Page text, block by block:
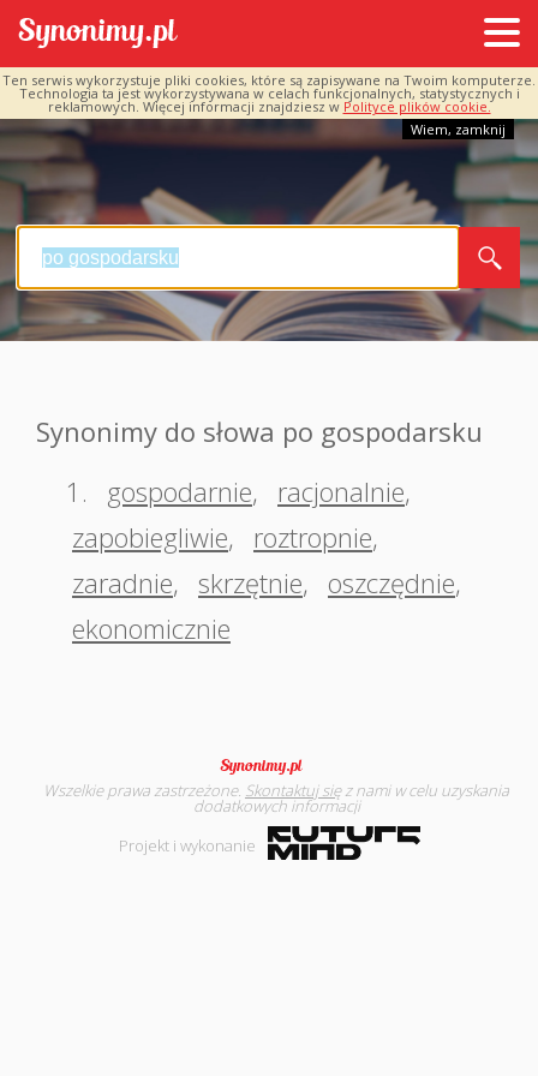
Ten serwis wykorzystuje pliki cookies, które są zapisywane na Twoim komputerze.
Technologia ta jest wykorzystywana w celach funkcjonalnych, statystycznych i
reklamowych. Więcej informacji znajdziesz w Polityce plików cookie.
Wiem, zamknij
Synonimy do słowa po gospodarsku
1.
gospodarnie, racjonalnie,
zapobiegliwie, roztropnie,
zaradnie, skrzętnie, oszczędnie,
ekonomicznie
Wszelkie prawa zastrzeżone. Skontaktuj sięz nami w celu uzyskania
dodatkowych informacji
Projekt i wykonanie